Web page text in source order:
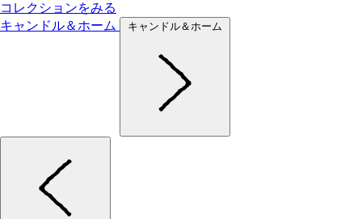
コレクションをみる
キャンドル＆ホーム
キャンドル＆ホーム